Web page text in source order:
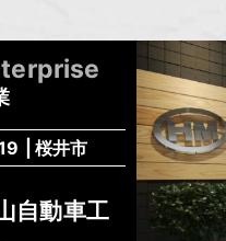
桜井市
自動車工